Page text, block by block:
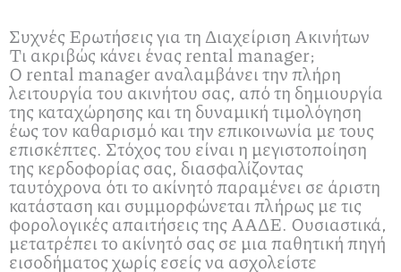
Συχνές Ερωτήσεις για τη Διαχείριση Ακινήτων
Τι ακριβώς κάνει ένας rental manager;
Ο rental manager αναλαμβάνει την πλήρη
λειτουργία του ακινήτου σας, από τη δημιουργία
της καταχώρησης και τη δυναμική τιμολόγηση
έως τον καθαρισμό και την επικοινωνία με τους
επισκέπτες. Στόχος του είναι η μεγιστοποίηση
της κερδοφορίας σας, διασφαλίζοντας
ταυτόχρονα ότι το ακίνητό παραμένει σε άριστη
κατάσταση και συμμορφώνεται πλήρως με τις
φορολογικές απαιτήσεις της ΑΑΔΕ. Ουσιαστικά,
μετατρέπει το ακίνητό σας σε μια παθητική πηγή
εισοδήματος χωρίς εσείς να ασχολείστε